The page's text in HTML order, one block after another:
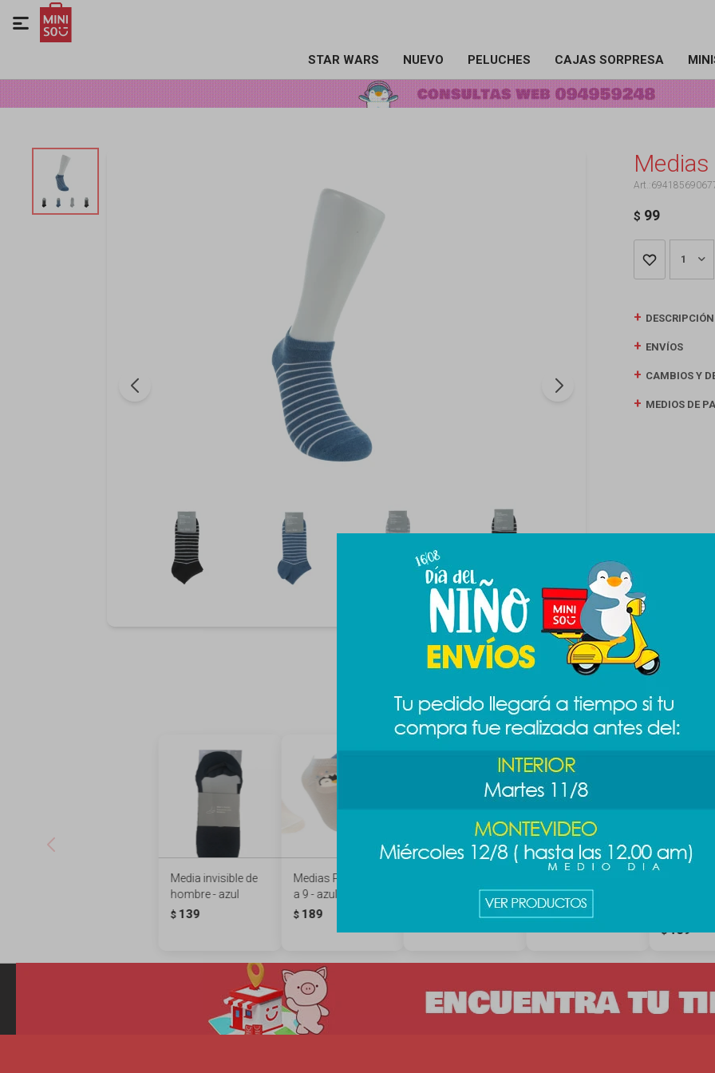
STAR WARS NUEVO PELUCHES CAJAS SORPRESA

Medias
$ 99
1
DESCRIPCIÓN
ENVÍOS
CAMBIOS Y
MEDIOS DE
Productos que te pueden interesar
Media invisible de
hombre - azul
$ 139
Medias PEN-PEN 7
a 9 - azul
$ 189
a 7 años - azul
tsum tsum - Chip
$ 189
Soquete
$ 189